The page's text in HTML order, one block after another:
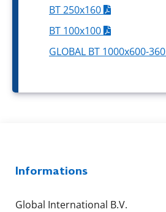
BT 250x160
BT 100x100
GLOBAL BT 1000x600-360
Informations
Global International B.V.